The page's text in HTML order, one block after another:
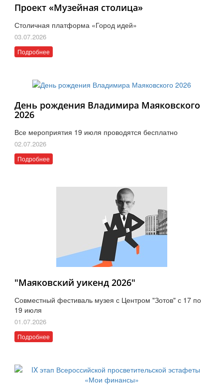
Проект «Музейная столица»
Столичная платформа «Город идей»
03.07.2026
Подробнее
День рождения Владимира Маяковского
2026
Все мероприятия 19 июля проводятся бесплатно
02.07.2026
Подробнее
"Маяковский уикенд 2026"
Совместный фестиваль музея с Центром "Зотов" с 17 по
19 июля
01.07.2026
Подробнее